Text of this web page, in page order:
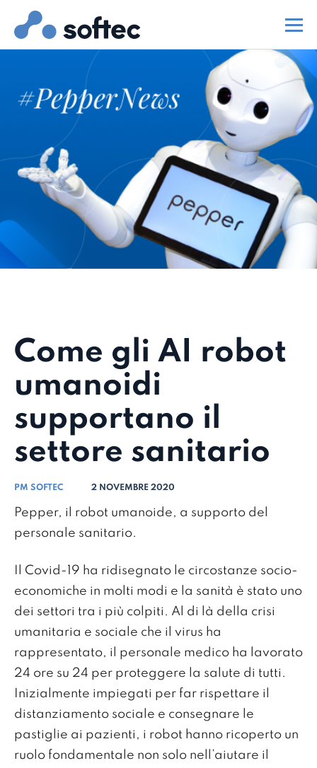
Come gli AI robot
umanoidi
supportano il
settore sanitario
PM SOFTEC 2 NOVEMBRE 2020
Pepper, il robot umanoide, a supporto del
personale sanitario.
Il Covid-19 ha ridisegnato le circostanze socio-
economiche in molti modi e la sanità è stato uno
dei settori tra i più colpiti. Al di là della crisi
umanitaria e sociale che il virus ha
rappresentato, il personale medico ha lavorato
24 ore su 24 per proteggere la salute di tutti.
Inizialmente impiegati per far rispettare il
distanziamento sociale e consegnare le
pastiglie ai pazienti, i robot hanno ricoperto un
ruolo fondamentale non solo nell’aiutare il